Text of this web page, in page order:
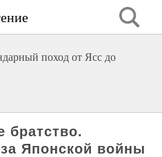
поход от Ясс до
братство.
Японской войны